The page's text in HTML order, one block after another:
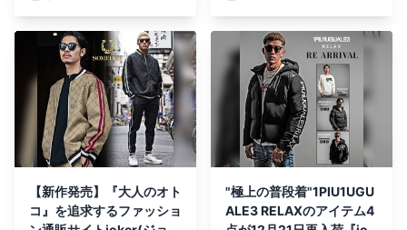
【新作発売】『大人のオト
コ』を追求するファッショ
"極上の普段着"1PIU1UGU
ALE3 RELAXのアイテム4